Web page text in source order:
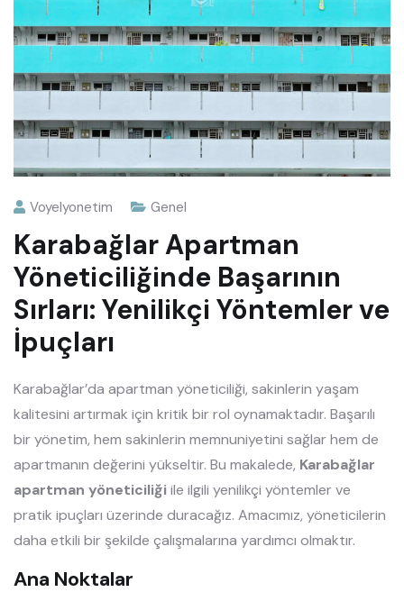
Voyelyonetim Genel
Karabağlar Apartman
Yöneticiliğinde Başarının
Sırları: Yenilikçi Yöntemler ve
İpuçları
Karabağlar’da apartman yöneticiliği, sakinlerin yaşam
kalitesini artırmak için kritik bir rol oynamaktadır. Başarılı
bir yönetim, hem sakinlerin memnuniyetini sağlar hem de
apartmanın değerini yükseltir. Bu makalede, Karabağlar
apartman yöneticiliğiile ilgili yenilikçi yöntemler ve
pratik ipuçları üzerinde duracağız. Amacımız, yöneticilerin
daha etkili bir şekilde çalışmalarına yardımcı olmaktır.
Ana Noktalar